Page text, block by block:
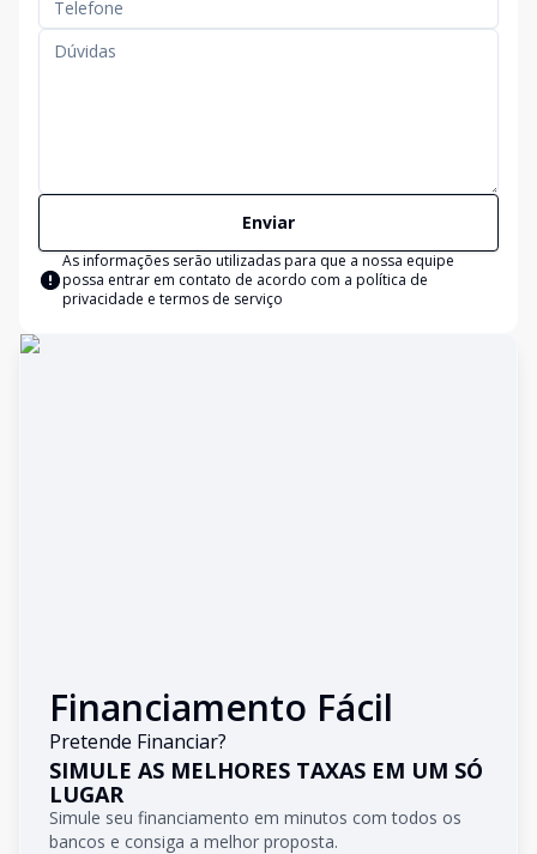
Enviar
As informações serão utilizadas para que a nossa equipe
possa entrar em contato de acordo com a política de
privacidade e termos de serviço
Financiamento Fácil
Pretende Financiar?
SIMULE AS MELHORES TAXAS EM UM SÓ
LUGAR
Simule seu financiamento em minutos com todos os
bancos e consiga a melhor proposta.